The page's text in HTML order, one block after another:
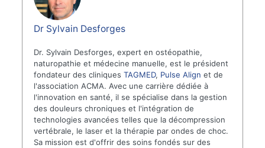
Dr Sylvain Desforges
Dr. Sylvain Desforges, expert en ostéopathie,
naturopathie et médecine manuelle, est le président
fondateur des cliniquesTAGMED, Pulse Align et de
l'association ACMA. Avec une carrière dédiée à
l'innovation en santé, il se spécialise dans la gestion
des douleurs chroniques et l'intégration de
technologies avancées telles que la décompression
vertébrale, le laser et la thérapie par ondes de choc.
Sa mission est d'offrir des soins fondés sur des